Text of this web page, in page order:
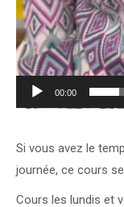
00:00
Si vous avez le
journée, ce cours
Cours les lundis et